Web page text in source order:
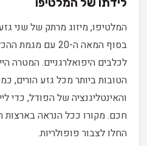
המלטיפו, מיזוג מרתק של שני
בסוף המאה ה-20 עם
לכלבים היפואלרגניים. המטרה
הטובות ביותר מכל גזע הורים,
והאינטליגנציה של הפודל, כדי
חכם. מקורו ככל הנראה
החלו לצבור פופולריות.